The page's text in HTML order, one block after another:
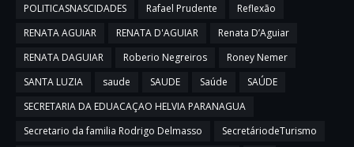
POLITICASNASCIDADES
Rafael Prudente
Reflexão
RENATA AGUIAR
RENATA D'AGUIAR
Renata D’Aguiar
RENATA DAGUIAR
Roberio Negreiros
Roney Nemer
SANTA LUZIA
saude SAUDE Saúde
SAÚDE
SECRETARIA DA EDUACAÇAO HELVIA PARANAGUA
Secretario da familia Rodrigo Delmasso
SecretáriodeTurismo